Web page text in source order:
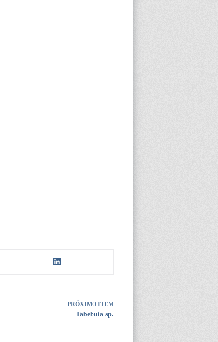
PRÓXIMO ITEM
Tabebuia sp.